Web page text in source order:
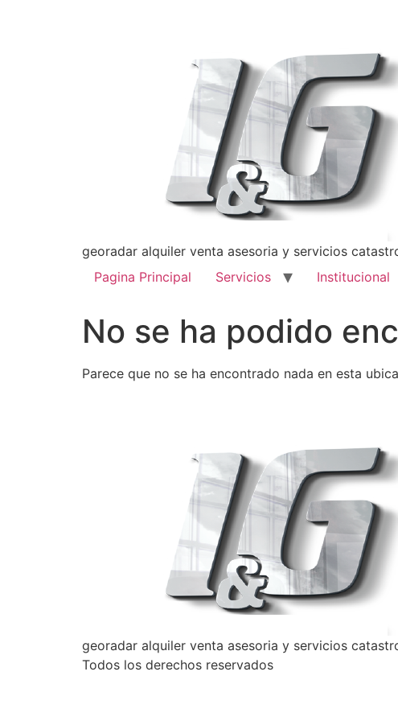
georadar alquiler venta asesoria y servicios
Pagina Principal
Servicios Institucional
No se ha podido
Parece que no se ha encontrado nada en esta
georadar alquiler venta asesoria y servicios
Todos los derechos reservados